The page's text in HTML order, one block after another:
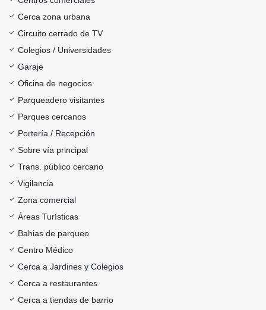
Cerca zona urbana
Circuito cerrado de TV
Colegios / Universidades
Garaje
Oficina de negocios
Parqueadero visitantes
Parques cercanos
Portería / Recepción
Sobre vía principal
Trans. público cercano
Vigilancia
Zona comercial
Áreas Turísticas
Bahias de parqueo
Centro Médico
Cerca a Jardines y Colegios
Cerca a restaurantes
Cerca a tiendas de barrio